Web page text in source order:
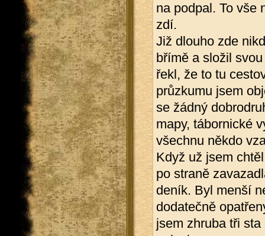
na podpal. To vše
zdí.
Již dlouho zde
břímě a složil
řekl, že to tu
průzkumu jsem
se žádný
mapy, tábornické
všechnu někdo
Když už jsem
po straně
deník. Byl menší
dodatečně
jsem zhruba tři